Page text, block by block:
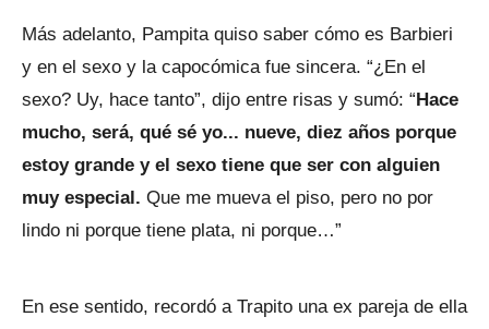
Más adelanto, Pampita quiso saber cómo es Barbieri
y en el sexo y la capocómica fue sincera. “¿En el
sexo? Uy, hace tanto”, dijo entre risas y sumó: “Hace
mucho, será, qué sé yo... nueve, diez años porque
estoy grande y el sexo tiene que ser con alguien
muy especial. Que me mueva el piso, pero no por
lindo ni porque tiene plata, ni porque…”
En ese sentido, recordó a Trapito una ex pareja de ella